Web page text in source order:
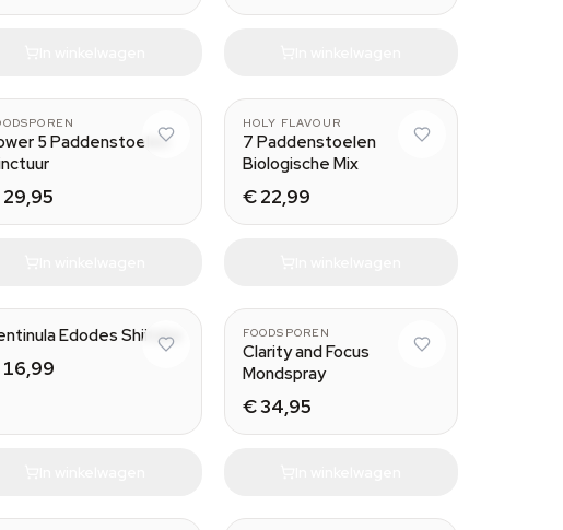
5 Paddenstoelen
HOLY FLAVOUR
7 Paddenstoelen
Biologische Mix
€ 22,99
Edodes Shiitake FOODSPOREN
Clarity and Focus
Mondspray
€ 34,95